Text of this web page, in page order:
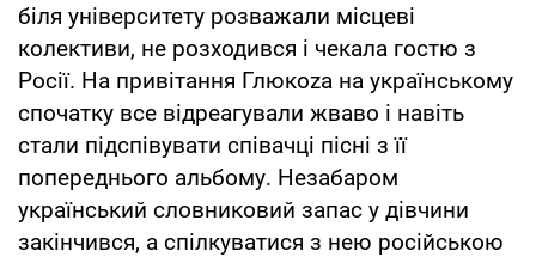
біля університету розважали місцеві
колективи, не розходився і чекала гостю з
Росії. На привітання Глюкоzа на українському
спочатку все відреагували жваво і навіть
стали підспівувати співачці пісні з її
попереднього альбому. Незабаром
український словниковий запас у дівчини
закінчився, а спілкуватися з нею російською